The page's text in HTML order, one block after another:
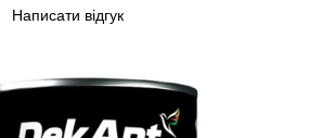
Написати відгук